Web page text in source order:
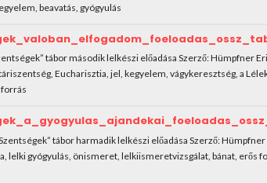
beavatás, gyógyulás
tábor második lelkészi előadása Szerző: Hümpfner
Eucharisztia, jel, kegyelem, vágykeresztség, a
tábor harmadik lelkészi előadása Szerző:
lelki gyógyulás, önismeret, lelkiismeretvizsgálat, bánat, erős